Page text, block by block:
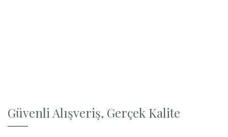
Güvenli Alışveriş, Gerçek Kalite